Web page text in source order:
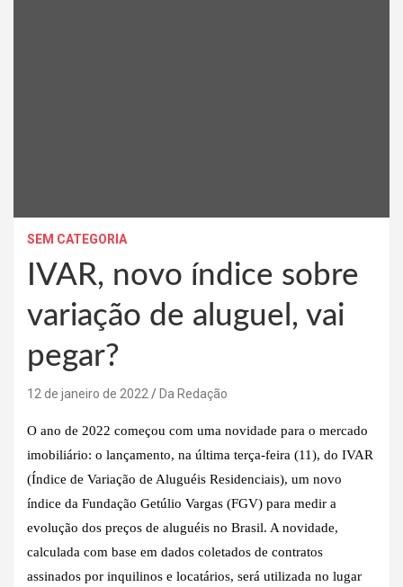
SEM CATEGORIA
IVAR, novo índice sobre
variação de aluguel, vai
pegar?
12 de janeiro de 2022 Da Redação
O ano de 2022 começou com uma novidade para o mercado
imobiliário: o lançamento, na última terça-feira (11), do IVAR
(Índice de Variação de Aluguéis Residenciais), um novo
índice da Fundação Getúlio Vargas (FGV) para medir a
evolução dos preços de aluguéis no Brasil. A novidade,
calculada com base em dados coletados de contratos
assinados por inquilinos e locatários, será utilizada no lugar